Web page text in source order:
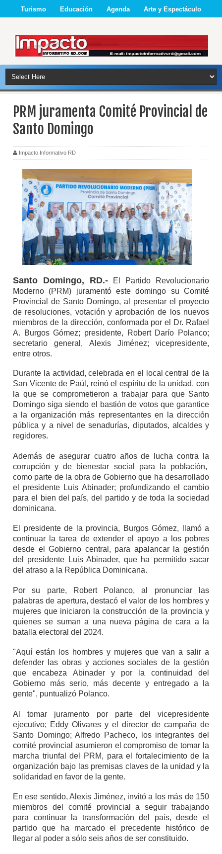
Turismo Educación Agenda Arte y Espectáculo
PRM juramenta Comité Provincial de
Santo Domingo
Impacto Informativo RD
Santo Domingo, RD.-
El Partido Revolucionario
Moderno (PRM) juramentó este domingo su Comité
Provincial de Santo Domingo, al presentar el proyecto
de resoluciones, votación y aprobación de los nuevos
miembros de la dirección, conformada por el Dr. Rafael
A. Burgos Gómez; presidente, Robert Darío Polanco;
secretario general, Alexis Jiménez; vicepresidente,
entre otros.
Durante la actividad, celebrada en el local central de la
San Vicente de Paúl, reinó el espíritu de la unidad, con
la que se comprometieron a trabajar para que Santo
Domingo siga siendo el bastión de votos que garantice
a la organización más representantes en la dirección
pública y a nivel de senadurías, diputados, alcaldes y
regidores.
Además de asegurar cuatro años de lucha contra la
corrupción y de bienestar social para la población,
como parte de la obra de Gobierno que ha desarrollado
el presidente Luis Abinader; profundizando el cambio
para el bien del país, del partido y de toda la sociedad
dominicana.
El presidente de la provincia, Burgos Gómez, llamó a
continuar la tarea de extender el apoyo a los pobres
desde el Gobierno central, para apalancar la gestión
del presidente Luis Abinader, que ha permitido sacar
del atraso a la República Dominicana.
Por su parte, Robert Polanco, al pronunciar las
palabras de apertura, destacó el valor de los hombres y
mujeres que iniciaron la construcción de la provincia y
quienes se suman a una nueva página de cara a la
batalla electoral del 2024.
"Aquí están los hombres y mujeres que van a salir a
defender las obras y acciones sociales de la gestión
que encabeza Abinader y por la continuidad del
Gobierno más serio, más decente y entregado a la
gente", puntualizó Polanco.
Al tomar juramento por parte del vicepresidente
ejecutivo; Eddy Olivares y el director de campaña de
Santo Domingo; Alfredo Pacheco, los integrantes del
comité provincial asumieron el compromiso de tomar la
marcha triunfal del PRM, para el fortalecimiento de la
organización bajo las premisas claves de la unidad y la
solidaridad en favor de la gente.
En ese sentido, Alexis Jiménez, invitó a los más de 150
miembros del comité provincial a seguir trabajando
para continuar la transformación del país, desde el
partido que ha marcado el precedente histórico de
llegar al poder a sólo seis años de ser constituido.